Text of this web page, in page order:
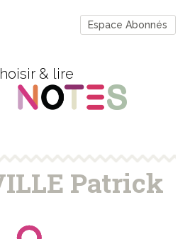
Espace Abonnés
& lire
Patrick